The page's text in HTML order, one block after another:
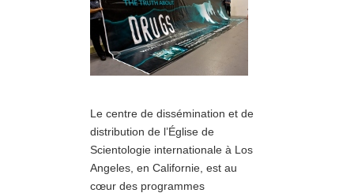
Le centre de dissémination et de
distribution de l’Église de
Scientologie internationale à Los
Angeles, en Californie, est au
cœur des programmes